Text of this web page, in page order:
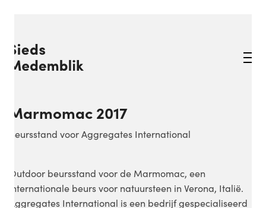
Marmomac 2017
Beursstand voor Aggregates International
Outdoor beursstand voor de Marmomac, een
internationale beurs voor natuursteen in Verona, Italië.
Aggregates International is een bedrijf gespecialiseerd